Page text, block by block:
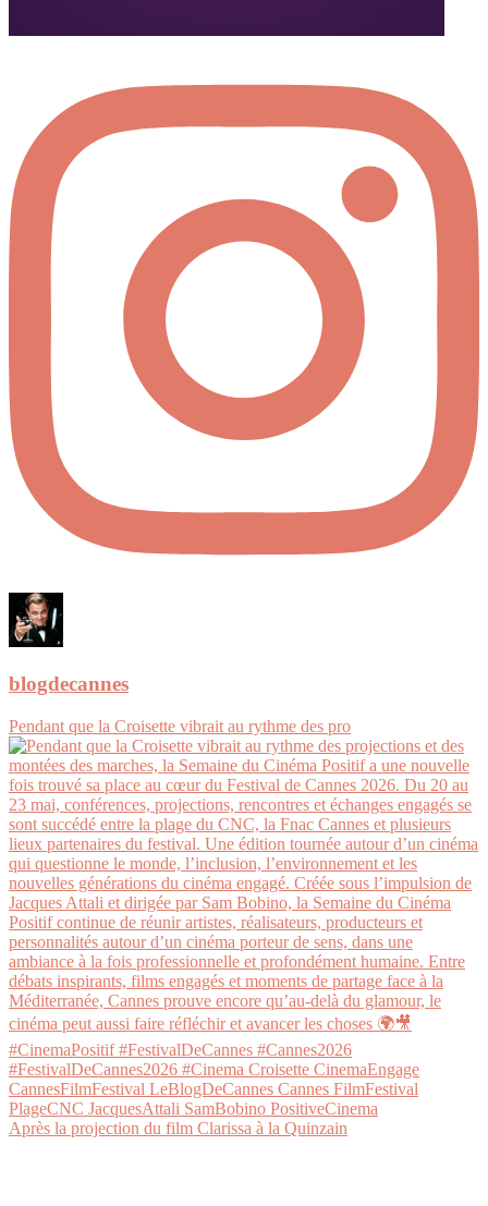
blogdecannes
Pendant que la Croisette vibrait au rythme des pro
Après la projection du film Clarissa à la Quinzain